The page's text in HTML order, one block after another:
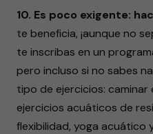
10. Es poco exigente:
te beneficia, ¡aunque no
te inscribas en un
pero incluso si no sabes
tipo de ejercicios: caminar
ejercicios acuáticos de
flexibilidad, yoga acuático